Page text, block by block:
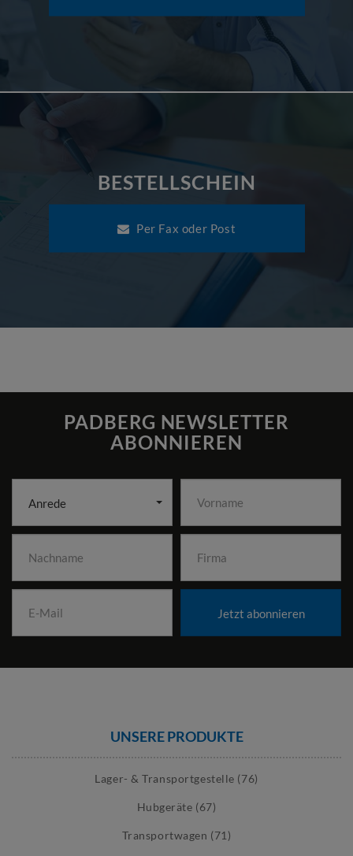
BESTELLSCHEIN
Per Fax oder Post
PADBERG NEWSLETTER
ABONNIEREN
Anrede
Jetzt abonnieren
UNSERE PRODUKTE
Lager- & Transportgestelle (76)
Hubgeräte (67)
Transportwagen (71)